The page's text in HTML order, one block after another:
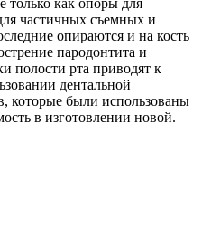
только как опоры для
частичных съемных и
опираются и на кость
пародонтита и
полости рта приводят к
дентальной
которые были использованы
в изготовлении новой.